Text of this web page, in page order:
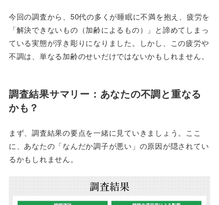
今回の調査から、50代の多くが睡眠に不満を抱え、疲労を
「解決できないもの（加齢によるもの）」と諦めてしまっ
ている実態が浮き彫りになりました。しかし、この疲労や
不調は、単なる加齢のせいだけではないかもしれません。
調査結果サマリー：あなたの不調と重なる
かも？
まず、調査結果の要点を一緒に見ていきましょう。ここ
に、あなたの「なんだか調子が悪い」の原因が隠されてい
るかもしれません。